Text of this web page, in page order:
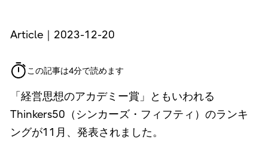
Article｜2023-12-20
この記事は4分で読めます
「経営思想のアカデミー賞」ともいわれる
Thinkers50（シンカーズ・フィフティ）のランキ
ングが11月、発表されました。